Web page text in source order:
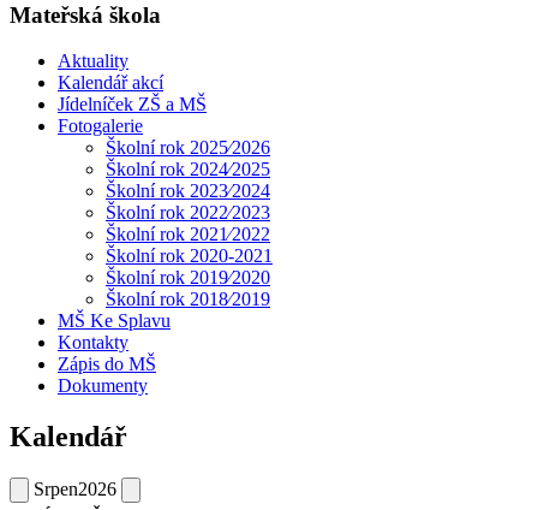
Mateřská škola
Aktuality
Kalendář akcí
Jídelníček ZŠ a MŠ
Fotogalerie
Školní rok 2025⁄2026
Školní rok 2024⁄2025
Školní rok 2023⁄2024
Školní rok 2022⁄2023
Školní rok 2021⁄2022
Školní rok 2020-2021
Školní rok 2019⁄2020
Školní rok 2018⁄2019
MŠ Ke Splavu
Kontakty
Zápis do MŠ
Dokumenty
Kalendář
Srpen2026